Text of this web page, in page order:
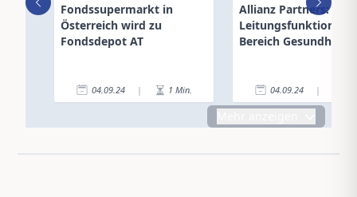
Fondssupermarkt in
Österreich wird zu
Fondsdepot AT
04.09.24 | 1 Min.
Allianz Partners:
Leitungsfunktionen
Bereich Gesundheit
04.09.24 |